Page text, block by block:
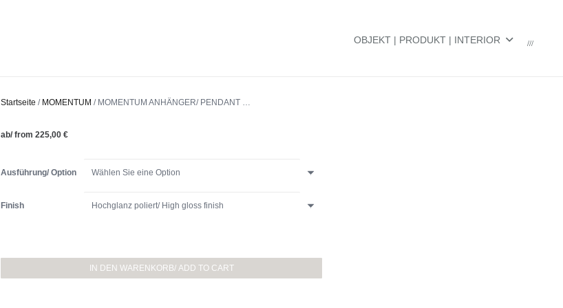
OBJEKT | PRODUKT | INTERIOR
Startseite / MOMENTUM / MOMENTUM ANHÄNGER/ PENDANT …
ab/ from 225,00 €
Ausführung/ Option
Finish
ANHÄNGER/
IN DEN WARENKORB/ ADD TO CART